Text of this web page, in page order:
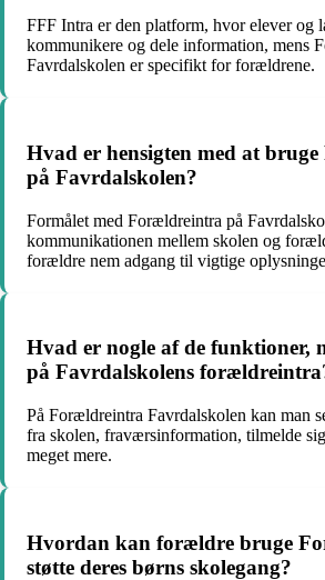
FFF Intra er den platform, hvor elever og
kommunikere og dele information, mens
Favrdalskolen er specifikt for forældrene.
Hvad er hensigten med at
på Favrdalskolen?
Formålet med Forældreintra på
kommunikationen mellem skolen og
forældre nem adgang til vigtige
Hvad er nogle af de funktioner,
på Favrdalskolens
På Forældreintra Favrdalskolen kan man
fra skolen, fraværsinformation, tilmelde
meget mere.
Hvordan kan forældre bruge
støtte deres børns skolegang?